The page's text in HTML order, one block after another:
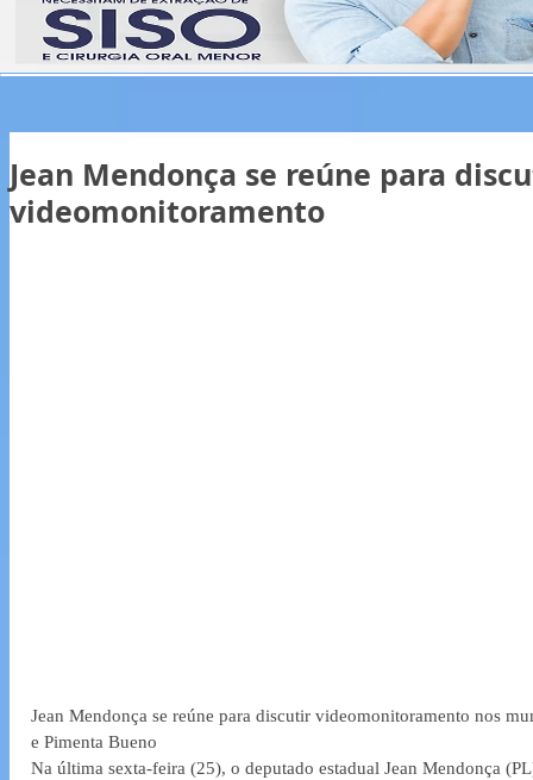
Jean Mendonça se reúne para
videomonitoramento
Jean Mendonça se reúne para discutir videomonitoramento nos
e Pimenta Bueno
Na última sexta-feira (25), o deputado estadual Jean Mendonça